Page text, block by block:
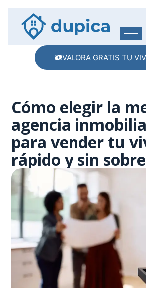
VALORA GRATIS TU
Cómo elegir la
agencia
para vender tu
rápido y sin